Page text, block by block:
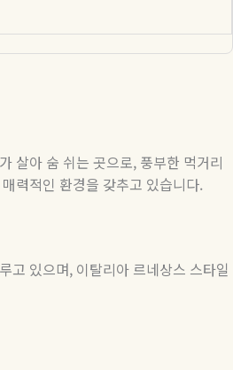
살아 숨 쉬는 곳으로, 풍부한 먹거리
력적인 환경을 갖추고 있습니다.
고 있으며, 이탈리아 르네상스 스타일